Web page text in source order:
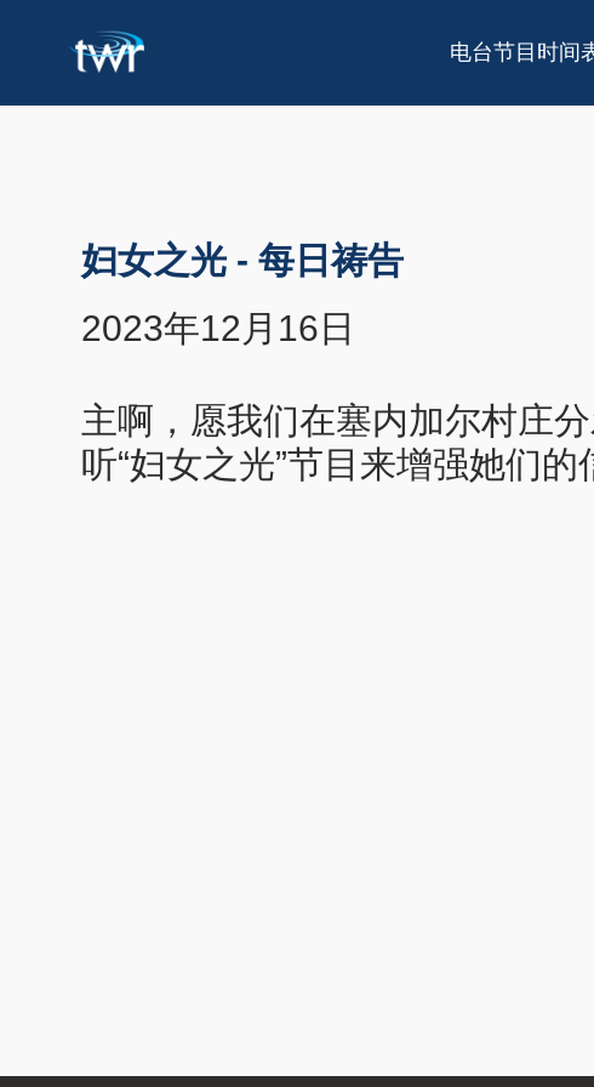
电台节目时间
妇女之光 - 每日祷告
2023年12月16日
主啊，愿我们在塞内加尔村庄
听“妇女之光”节目来增强她们的